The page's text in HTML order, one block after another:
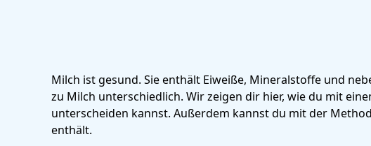
Milch ist gesund. Sie enthält Eiweiße, Mineralstoffe und
zu Milch unterschiedlich. Wir zeigen dir hier, wie du mit
unterscheiden kannst. Außerdem kannst du mit der
enthält.